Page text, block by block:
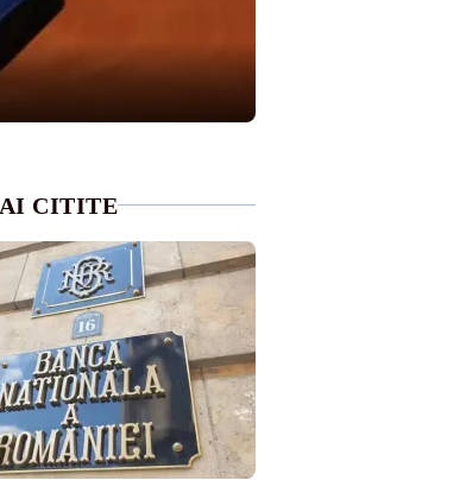
CITITE